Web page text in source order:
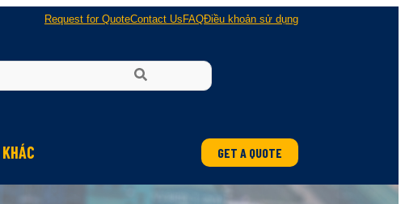
Request for QuoteContact Us FAQĐiều khoản sử dụng
GET A QUOTE